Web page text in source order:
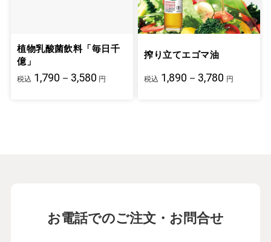
植物乳酸菌飲料「毎日千
億」
税込 1,790－3,580 円
搾り立てエゴマ油
税込 1,890－3,780 円
お電話でのご注文・お問合せ